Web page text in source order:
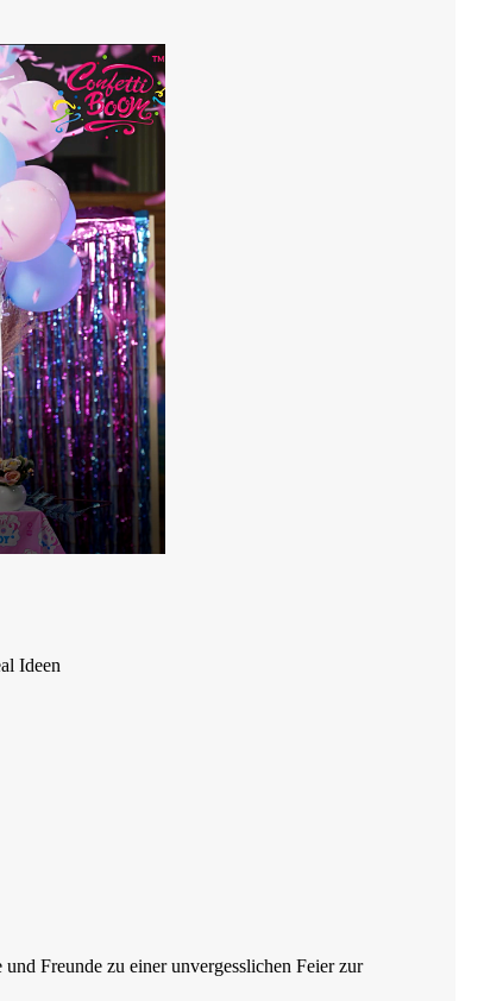
Ideen
Freunde zu einer unvergesslichen Feier zur